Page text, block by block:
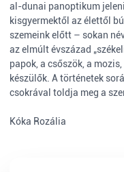
al-dunai panoptikum
kisgyermektől az élettől
szemeink előtt – sokan
az elmúlt évszázad
papok, a csőszök, a
készülők. A történetek
csokrával toldja meg a
Kóka Rozália